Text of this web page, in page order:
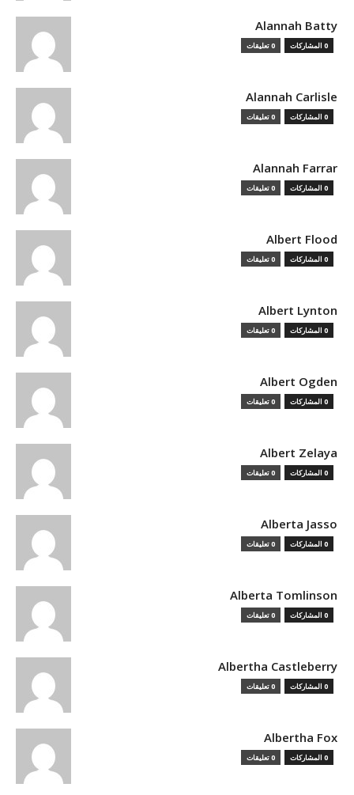
Alannah Batty
0 المشاركات 0 تعليقات
Alannah Carlisle
0 المشاركات 0 تعليقات
Alannah Farrar
0 المشاركات 0 تعليقات
Albert Flood
0 المشاركات 0 تعليقات
Albert Lynton
0 المشاركات 0 تعليقات
Albert Ogden
0 المشاركات 0 تعليقات
Albert Zelaya
0 المشاركات 0 تعليقات
Alberta Jasso
0 المشاركات 0 تعليقات
Alberta Tomlinson
0 المشاركات 0 تعليقات
Albertha Castleberry
0 المشاركات 0 تعليقات
Albertha Fox
0 المشاركات 0 تعليقات